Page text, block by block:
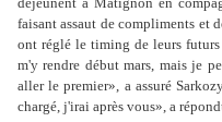
faisant assaut de compliments et
ont réglé le timing de leurs
m'y rendre début mars, mais je
aller le premier», a assuré
chargé, j'irai après vous», a